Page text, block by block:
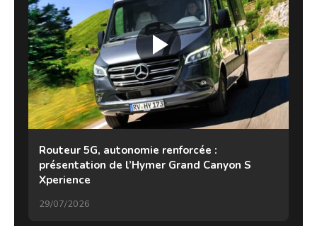
Routeur 5G, autonomie renforcée :
présentation de l’Hymer Grand Canyon S
Xperience
29/07/2026